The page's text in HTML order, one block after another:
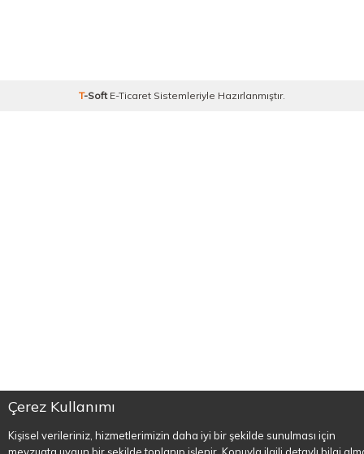
Çerez Kullanımı
Kişisel verileriniz, hizmetlerimizin daha iyi bir şekilde sunulması için
T-Soft E-Ticaret Sistemleriyle Hazırlanmıştır.